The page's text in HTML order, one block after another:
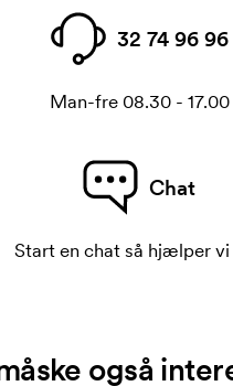
32 74 96 96
Man-fre 08.30 - 17.00
Chat
Start en chat så hjælper vi
også